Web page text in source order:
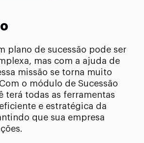
plano de sucessão pode ser
mas com a ajuda de
missão se torna muito
o módulo de Sucessão
terá todas as ferramentas
e estratégica da
que sua empresa